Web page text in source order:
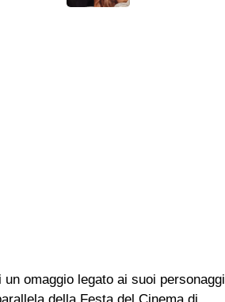
omaggio legato ai suoi personaggi